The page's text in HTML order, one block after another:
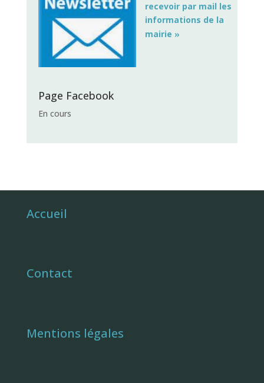
recevoir par mail les
informations de la
mairie »
Page Facebook
En cours
Accueil
Contact
Mentions légales